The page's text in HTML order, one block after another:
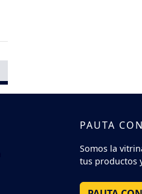
PAUTA
Somos la
tus productos